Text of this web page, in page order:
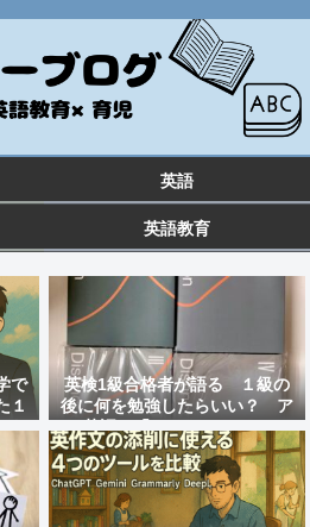
英語
英語教育
で
１
す
英検1級合格者が語る １級の
後に何を勉強したらいい？ ア
ツ英語の「distinction」のレ
ビュー 大人の英語勉強法